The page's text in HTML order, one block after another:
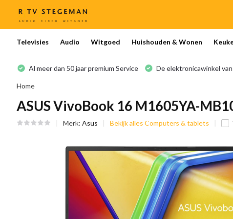
Televisies Audio Witgoed Huishouden & Wonen
Al meer dan 50 jaar premium Service De elektronicawinkel
Home
ASUS VivoBook 16 M1605YA-
Merk: Asus Bekijk alles Computers & tablets